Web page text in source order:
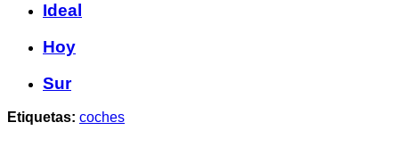
Ideal
Hoy
Sur
Etiquetas: coches